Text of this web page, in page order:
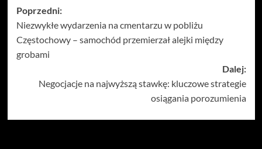
Zobacz
wpisy
Poprzedni:
Niezwykłe wydarzenia na cmentarzu w pobliżu
Częstochowy – samochód przemierzał alejki między
grobami
Dalej:
Negocjacje na najwyższą stawkę: kluczowe strategie
osiągania porozumienia